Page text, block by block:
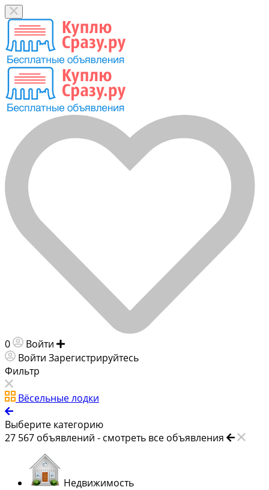
0 Войти
Войти Зарегистрируйтесь
Фильтр
Вёсельные лодки
Выберите категорию
27 567 объявлений - смотреть все объявления
Недвижимость